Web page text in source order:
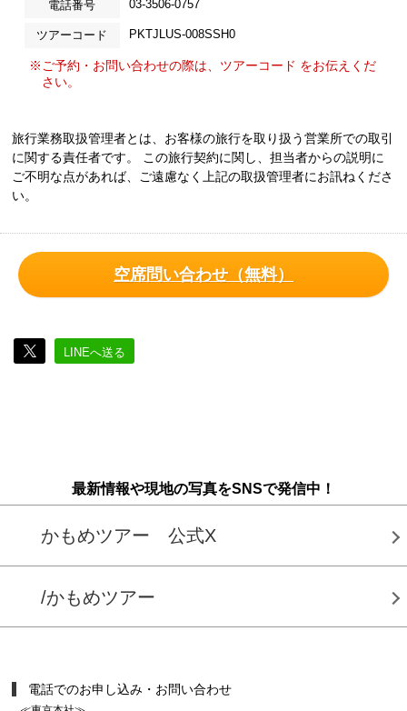
電話番号 03-3506-0757
ツアーコード PKTJLUS-008SSH0
※ご予約・お問い合わせの際は、ツアーコード をお伝えくだ
さい。
旅行業務取扱管理者とは、お客様の旅行を取り扱う営業所での取引
に関する責任者です。 この旅行契約に関し、担当者からの説明に
ご不明な点があれば、ご遠慮なく上記の取扱管理者にお訊ねくださ
い。
空席問い合わせ（無料）
LINEへ送る
最新情報や現地の写真をSNSで発信中！
かもめツアー 公式X
/かもめツアー
電話でのお申し込み・お問い合わせ